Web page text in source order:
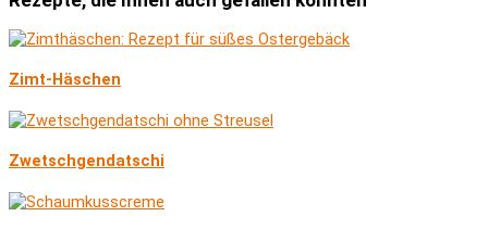
Zimt-Häschen
Zwetschgendatschi